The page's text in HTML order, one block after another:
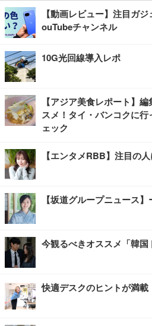
【動画レビュー】注目ガ
ouTubeチャンネル
10G光回線導入レポ
【アジア美食レポート】
スメ！タイ・バンコクに
ェック
【エンタメRBB】注目の
【坂道グループニュース
今観るべきオススメ「韓国
快適デスクのヒントが満